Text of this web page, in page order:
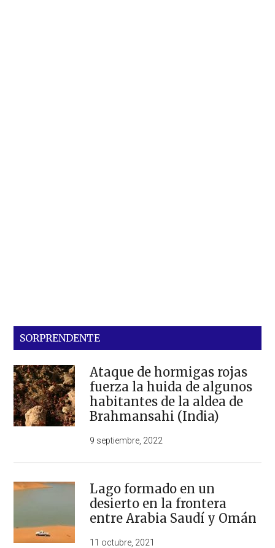
SORPRENDENTE
Ataque de hormigas rojas
fuerza la huida de algunos
habitantes de la aldea de
Brahmansahi (India)
9 septiembre, 2022
Lago formado en un
desierto en la frontera
entre Arabia Saudí y Omán
11 octubre, 2021